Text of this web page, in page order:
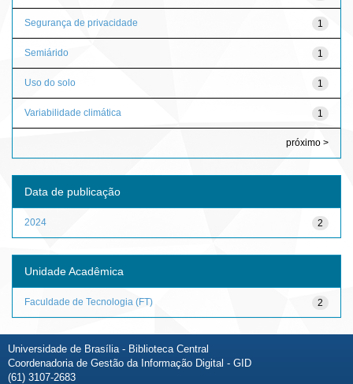
1
Segurança de privacidade
1
Semiárido
1
Uso do solo
1
Variabilidade climática
próximo >
Data de publicação
2
2024
Unidade Acadêmica
2
Faculdade de Tecnologia (FT)
Universidade de Brasília - Biblioteca Central
Coordenadoria de Gestão da Informação Digital - GID
(61) 3107-2683